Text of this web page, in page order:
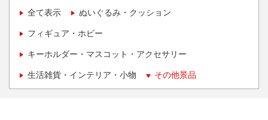
全て表示 ぬいぐるみ・クッション
フィギュア・ホビー
キーホルダー・マスコット・アクセサリー
生活雑貨・インテリア・小物 その他景品